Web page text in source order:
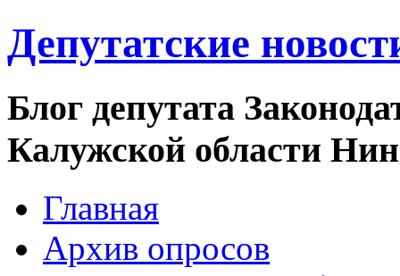
Депутатские
Блог депутата
Калужской области
Главная
Архив опросов